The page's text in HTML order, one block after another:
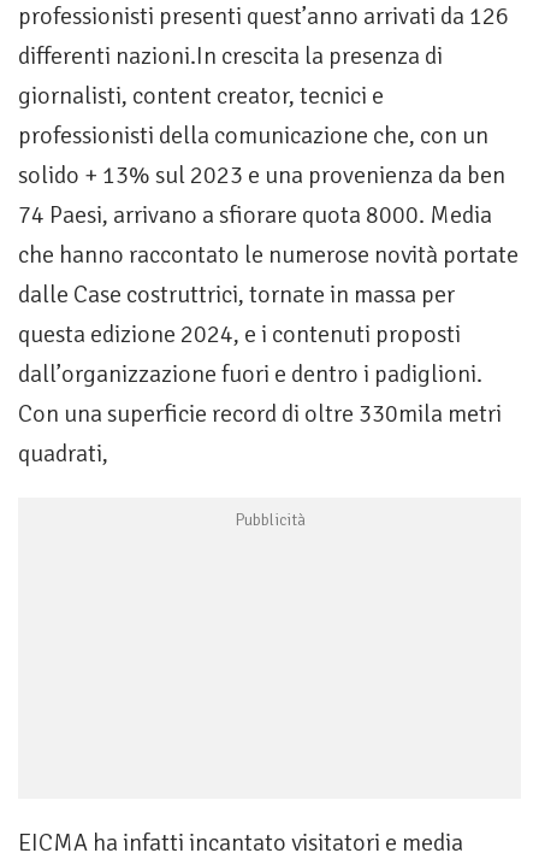
professionisti presenti quest’anno arrivati da 126
differenti nazioni.In crescita la presenza di
giornalisti, content creator, tecnici e
professionisti della comunicazione che, con un
solido + 13% sul 2023 e una provenienza da ben
74 Paesi, arrivano a sfiorare quota 8000. Media
che hanno raccontato le numerose novità portate
dalle Case costruttrici, tornate in massa per
questa edizione 2024, e i contenuti proposti
dall’organizzazione fuori e dentro i padiglioni.
Con una superficie record di oltre 330mila metri
quadrati,
EICMA ha infatti incantato visitatori e media